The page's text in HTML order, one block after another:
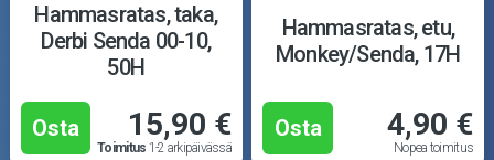
Hammasratas, taka,
Derbi Senda 00-10,
50H
Osta 15,90 €
Toimitus 1-2 arkipäivässä
Hammasratas, etu,
Monkey/Senda, 17H
Osta 4,90 €
Nopea toimitus